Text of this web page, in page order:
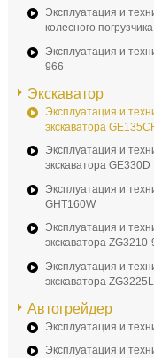
Эксплуатация и
колесного
Эксплуатация и
966
Экскаватор
Эксплуатация и
экскаватора
Эксплуатация и
экскаватора GE330D
Эксплуатация и
GHT160W
Эксплуатация и
экскаватора ZG3210-
Эксплуатация и
экскаватора
Автогрейдер
Эксплуатация и
Эксплуатация и